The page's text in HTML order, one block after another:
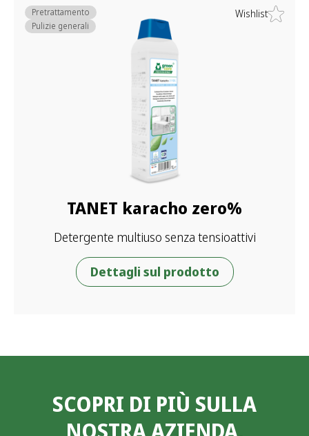
Wishlist
TANET karacho zero%
Detergente multiuso senza tensioattivi
Pretrattamento
Pulizie generali
Dettagli sul prodotto
SCOPRI DI PIÙ SULLA